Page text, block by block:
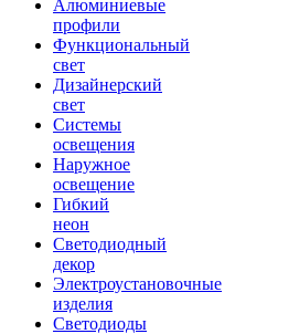
Алюминиевые
профили
Функциональный
свет
Дизайнерский
свет
Системы
освещения
Наружное
освещение
Гибкий
неон
Светодиодный
декор
Электроустановочные
изделия
Светодиоды